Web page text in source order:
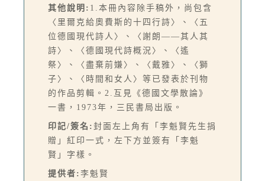
其他說明: 1.本冊內容除手稿外，尚包含
〈里爾克給奧費斯的十四行詩〉、〈五
位德國現代詩人〉、〈謝朗——其人其
詩〉、〈德國現代詩概況〉、〈遙
祭〉、〈盡棄前嫌〉、〈戴雅〉、〈獅
子〉、〈時間和女人〉等已發表於刊物
的作品剪輯。2.互見《德國文學散論》
一書，1973年，三民書局出版。
印記/簽名: 封面左上角有「李魁賢先生捐
贈」紅印一式，左下方並簽有「李魁
賢」字樣。
提供者: 李魁賢